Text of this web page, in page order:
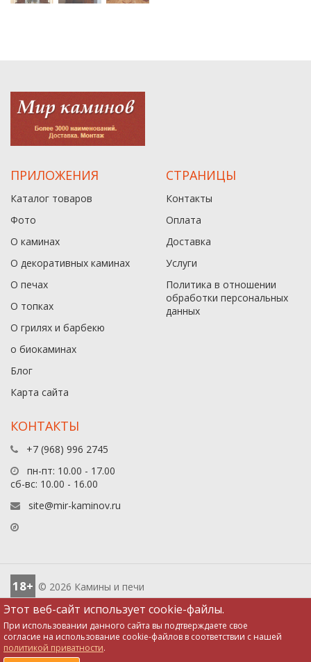
ПРИЛОЖЕНИЯ
Каталог товаров
Фото
О каминах
О декоративных каминах
О печах
О топках
О грилях и барбекю
о биокаминах
Блог
Карта сайта
СТРАНИЦЫ
Контакты
Оплата
Доставка
Услуги
Политика в отношении
обработки персональных
данныx
КОНТАКТЫ
+7 (968) 996 2745
пн-пт: 10.00 - 17.00
сб-вс: 10.00 - 16.00
site@mir-kaminov.ru
Этот веб-сайт использует cookie-файлы.
При использовании данного сайта вы подтверждаете свое
согласие на использование cookie-файлов в соответствии с нашей
политикой приватности.
18+ © 2026 Камины и печи